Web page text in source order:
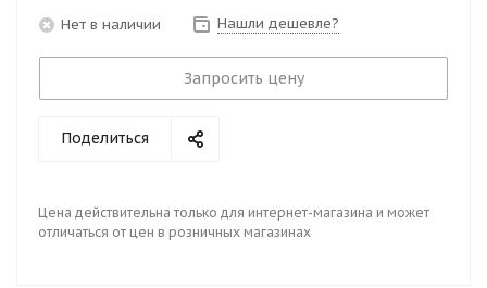
Нет в наличии Нашли дешевле?
Запросить цену
Поделиться
Цена действительна только для интернет-магазина и может
отличаться от цен в розничных магазинах